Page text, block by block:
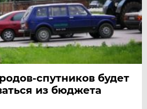
спутников будет
из бюджета